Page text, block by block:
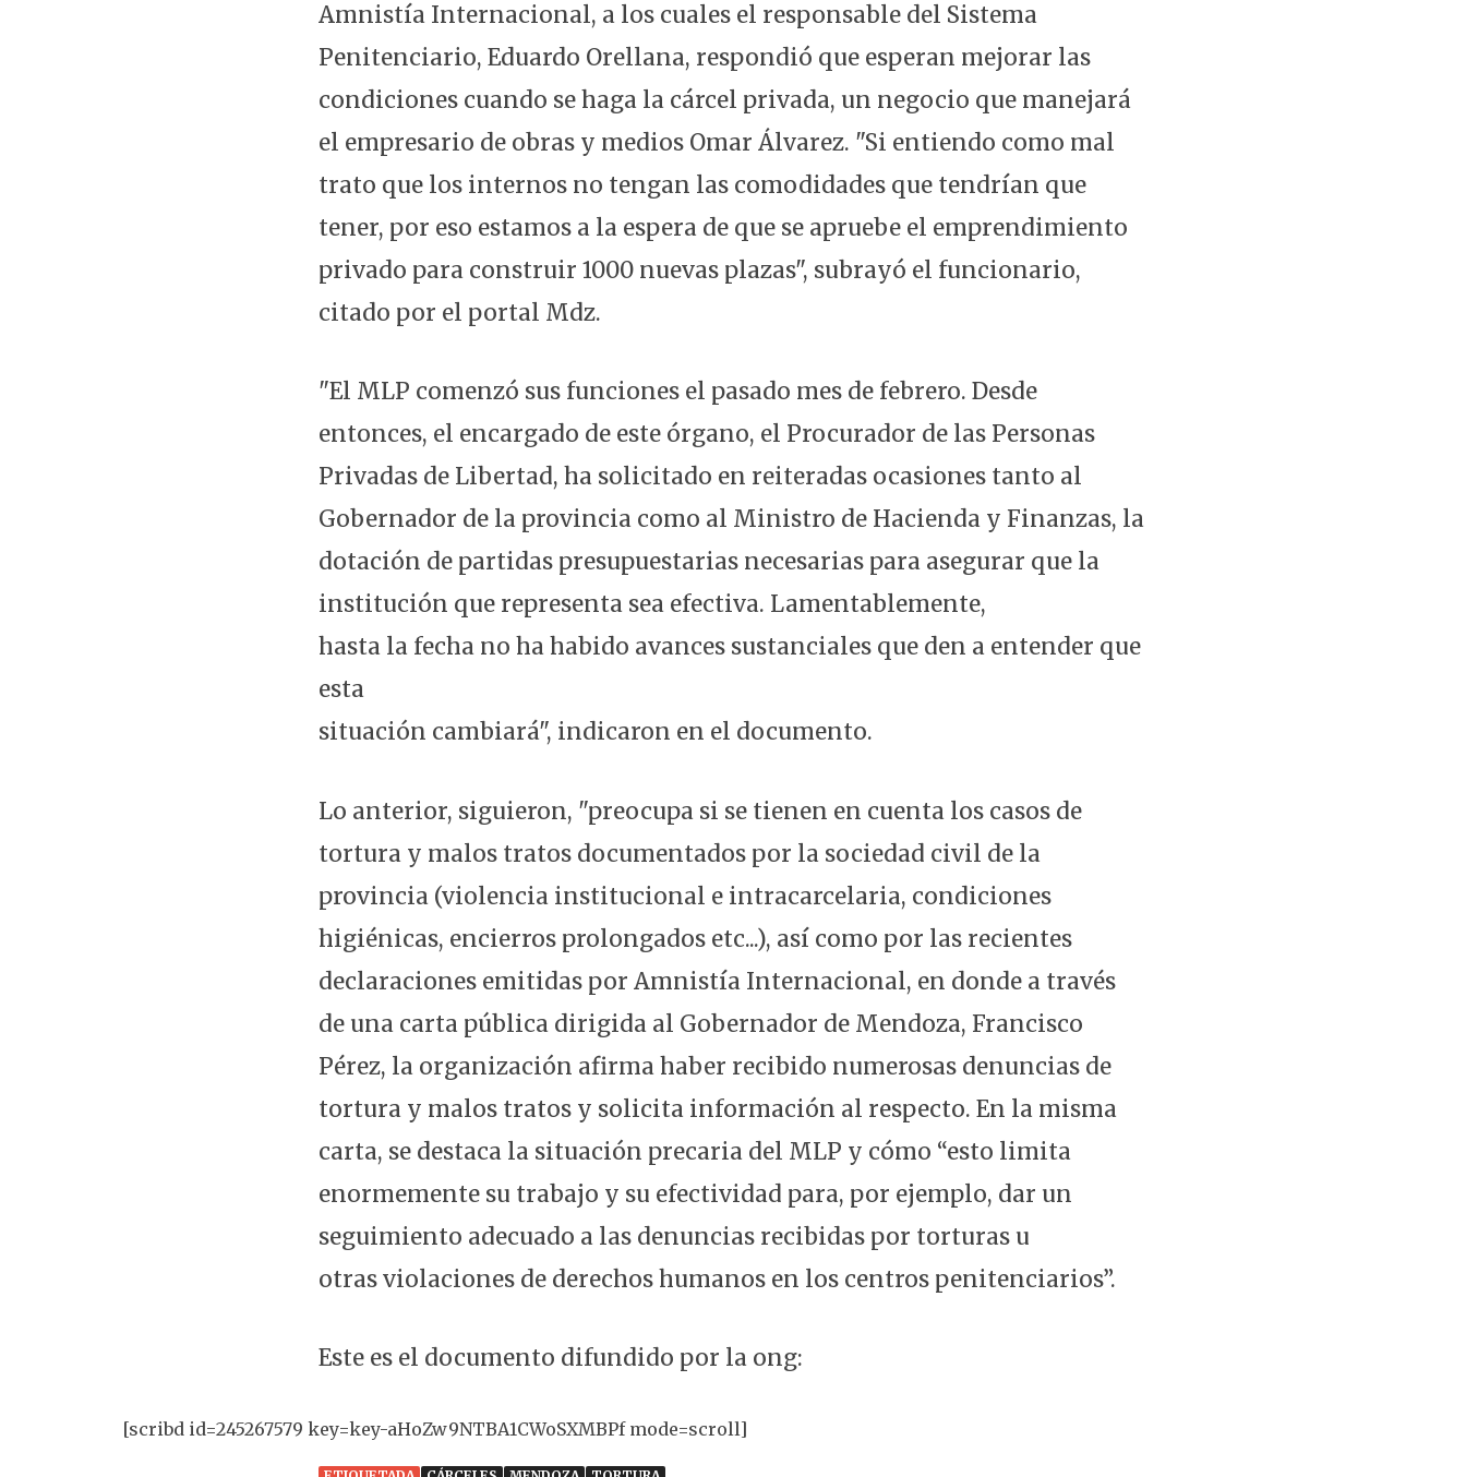
Amnistía Internacional, a los cuales el responsable del Sistema
Penitenciario, Eduardo Orellana, respondió que esperan mejorar las
condiciones cuando se haga la cárcel privada, un negocio que manejará
el empresario de obras y medios Omar Álvarez. "Si entiendo como mal
trato que los internos no tengan las comodidades que tendrían que
tener, por eso estamos a la espera de que se apruebe el emprendimiento
privado para construir 1000 nuevas plazas", subrayó el funcionario,
citado por el portal Mdz.
"El MLP comenzó sus funciones el pasado mes de febrero. Desde
entonces, el encargado de este órgano, el Procurador de las Personas
Privadas de Libertad, ha solicitado en reiteradas ocasiones tanto al
Gobernador de la provincia como al Ministro de Hacienda y Finanzas, la
dotación de partidas presupuestarias necesarias para asegurar que la
institución que representa sea efectiva. Lamentablemente,
hasta la fecha no ha habido avances sustanciales que den a entender que
esta
situación cambiará", indicaron en el documento.
Lo anterior, siguieron, "preocupa si se tienen en cuenta los casos de
tortura y malos tratos documentados por la sociedad civil de la
provincia (violencia institucional e intracarcelaria, condiciones
higiénicas, encierros prolongados etc...), así como por las recientes
declaraciones emitidas por Amnistía Internacional, en donde a través
de una carta pública dirigida al Gobernador de Mendoza, Francisco
Pérez, la organización afirma haber recibido numerosas denuncias de
tortura y malos tratos y solicita información al respecto. En la misma
carta, se destaca la situación precaria del MLP y cómo “esto limita
enormemente su trabajo y su efectividad para, por ejemplo, dar un
seguimiento adecuado a las denuncias recibidas por torturas u
otras violaciones de derechos humanos en los centros penitenciarios”.
Este es el documento difundido por la ong:
[scribd id=245267579 key=key-aHoZw9NTBA1CWoSXMBPf mode=scroll]